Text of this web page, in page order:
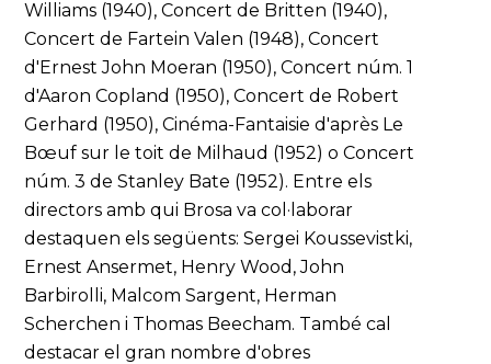
Williams (1940), Concert de Britten (1940),
Concert de Fartein Valen (1948), Concert
d'Ernest John Moeran (1950), Concert núm. 1
d'Aaron Copland (1950), Concert de Robert
Gerhard (1950), Cinéma-Fantaisie d'après Le
Bœuf sur le toit de Milhaud (1952) o Concert
núm. 3 de Stanley Bate (1952). Entre els
directors amb qui Brosa va col·laborar
destaquen els següents: Sergei Koussevistki,
Ernest Ansermet, Henry Wood, John
Barbirolli, Malcom Sargent, Herman
Scherchen i Thomas Beecham. També cal
destacar el gran nombre d'obres